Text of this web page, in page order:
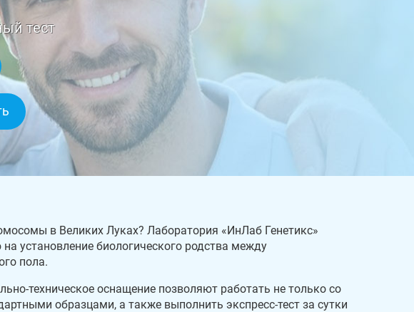
тест
в Великих Луках? Лаборатория «ИнЛаб Генетикс»
установление биологического родства между
пола.
техническое оснащение позволяют работать не только со
образцами, а также выполнить экспресс-тест за сутки